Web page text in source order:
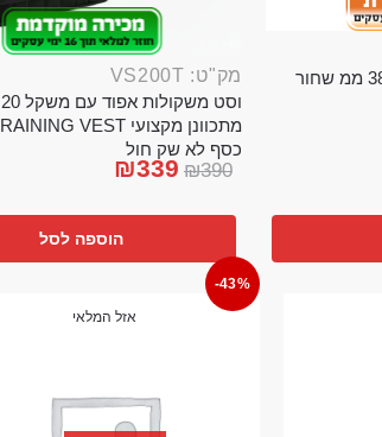
חבל ניעור קרוספיט 9 מטר 38 ממ שחור
מק"ט: VS200T
כסף לא שק חול
₪390
₪339
הוספה לסל
-43%
אזל המלאי